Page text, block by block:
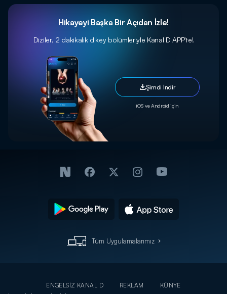
Hikayeyi Başka Bir Açıdan İzle!
Diziler, 2 dakikalık dikey bölümleriyle Kanal D APP'te!
Şimdi İndir
iOS ve Android için
Tüm Uygulamalarımız
ENGELSİZ KANAL D REKLAM
KÜNYE